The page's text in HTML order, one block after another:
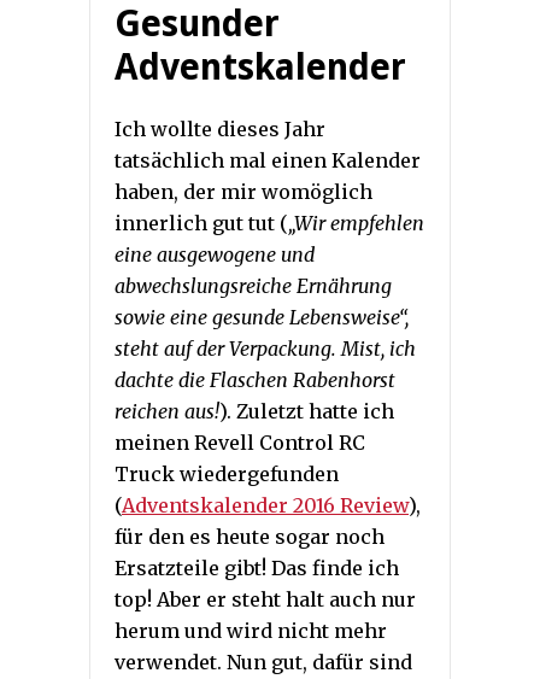
Gesunder
Adventskalender
Ich wollte dieses Jahr
tatsächlich mal einen Kalender
haben, der mir womöglich
innerlich gut tut („Wir empfehlen
eine ausgewogene und
abwechslungsreiche Ernährung
sowie eine gesunde Lebensweise“,
steht auf der Verpackung. Mist, ich
dachte die Flaschen Rabenhorst
reichen aus!). Zuletzt hatte ich
meinen Revell Control RC
Truck wiedergefunden
(Adventskalender 2016 Review),
für den es heute sogar noch
Ersatzteile gibt! Das finde ich
top! Aber er steht halt auch nur
herum und wird nicht mehr
verwendet. Nun gut, dafür sind